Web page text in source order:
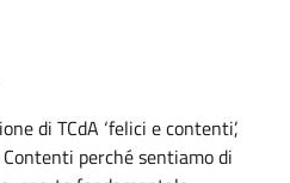
di TCdA ‘felici e contenti’,
perché sentiamo di